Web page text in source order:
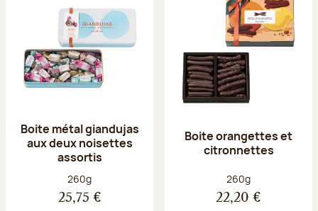
Boite métal giandujas
aux deux noisettes
assortis
Poids net :
260g
25,75 €
Boite orangettes et
citronnettes
Poids net :
260g
22,20 €